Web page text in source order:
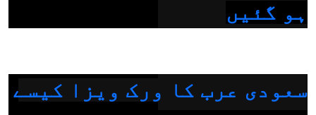
ہو گئیں
سعودی عرب کا ورک ویزا کیسے